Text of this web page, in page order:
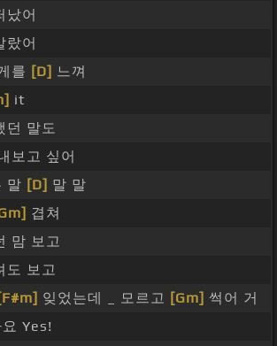
났어
랐어
를 [D] 느껴
it
던 말도
보고 싶어
말 [D] 말 말
겹쳐
맘 보고
도 보고
[F#m] 잊었는데 _ 모르고 [Gm] 썩어 거
Yes!